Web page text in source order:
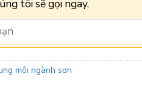
tôi sẽ gọi ngay.
môi ngành sơn